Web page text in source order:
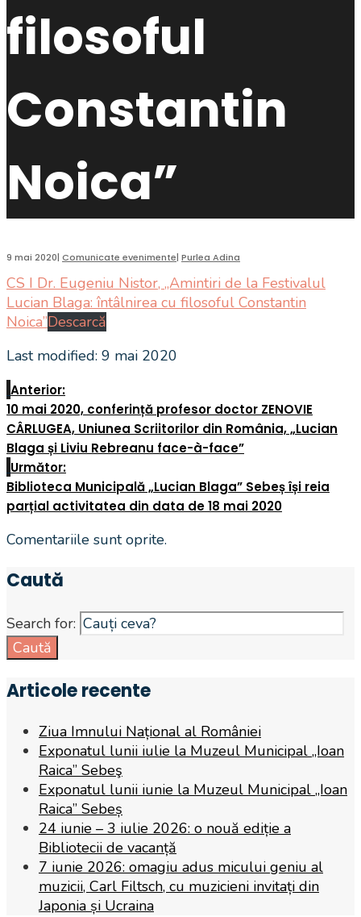
filosoful
Constantin
Noica”
9 mai 2020| Comunicate evenimente| Purlea Adina
CS I Dr. Eugeniu Nistor, „Amintiri de la Festivalul
Lucian Blaga: întâlnirea cu filosoful Constantin
Noica”Descarcă
Last modified: 9 mai 2020
Anterior:
10 mai 2020, conferință profesor doctor ZENOVIE
CÂRLUGEA, Uniunea Scriitorilor din România, „Lucian
Blaga și Liviu Rebreanu face-à-face”
Următor:
Biblioteca Municipală „Lucian Blaga” Sebeș își reia
parțial activitatea din data de 18 mai 2020
Comentariile sunt oprite.
Caută
Search for:
Caută
Articole recente
Ziua Imnului Național al României
Exponatul lunii iulie la Muzeul Municipal „Ioan
Raica” Sebeş
Exponatul lunii iunie la Muzeul Municipal „Ioan
Raica” Sebeș
24 iunie – 3 iulie 2026: o nouă ediție a
Bibliotecii de vacanță
7 iunie 2026: omagiu adus micului geniu al
muzicii, Carl Filtsch, cu muzicieni invitați din
Japonia și Ucraina